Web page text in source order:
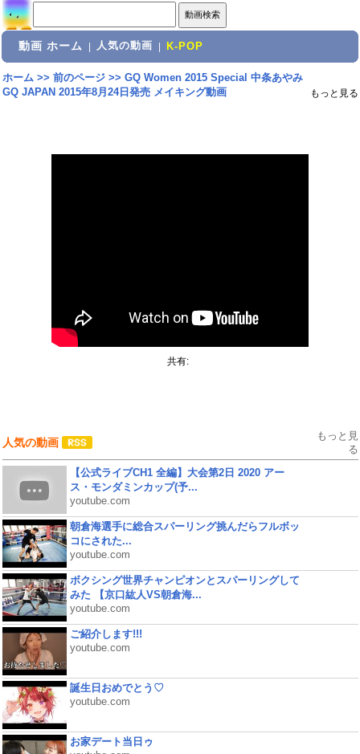
動画 ホーム 人気の動画 K-POP
ホーム>> 前のページ>> GQ Women 2015 Special 中条あやみ
GQ JAPAN 2015年8月24日発売 メイキング動画
もっと見る
共有:
人気の動画
もっと見
る
【公式ライブCH1 全編】大会第2日 2020 アー
ス・モンダミンカップ(予...
youtube.com
朝倉海選手に総合スパーリング挑んだらフルボッ
コにされた...
youtube.com
ボクシング世界チャンピオンとスパーリングして
みた 【京口紘人VS朝倉海...
youtube.com
ご紹介します!!!
youtube.com
誕生日おめでとう♡
youtube.com
お家デート当日ゥ